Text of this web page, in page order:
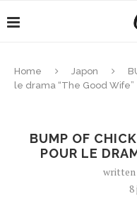
Home Japon
le drama “The Good Wife”
BUMP OF
POUR LE
written
8